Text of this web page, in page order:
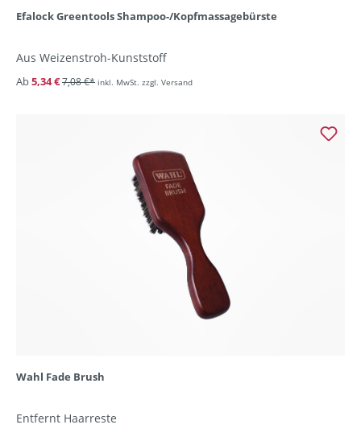
Efalock Greentools Shampoo-/Kopfmassagebürste
Aus Weizenstroh-Kunststoff
Ab5,34 €7,08 €* inkl. MwSt. zzgl. Versand
Wahl Fade Brush
Entfernt Haarreste